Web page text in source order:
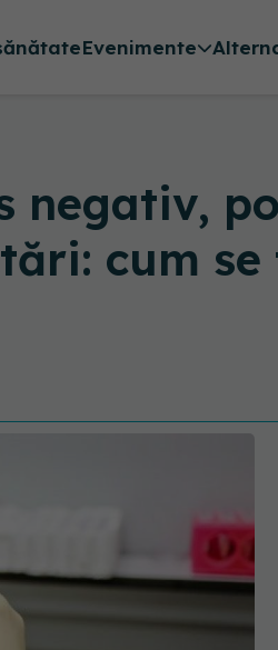
Evenimente
negativ,
cum se